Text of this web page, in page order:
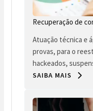
Recuperação de
Atuação técnica e
provas, para o
hackeados,
SAIBA MAIS